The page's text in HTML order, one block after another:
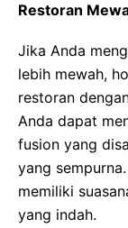
Restoran
Jika Anda
lebih mewah,
restoran
Anda dapat
fusion yang
yang
memiliki
yang indah.